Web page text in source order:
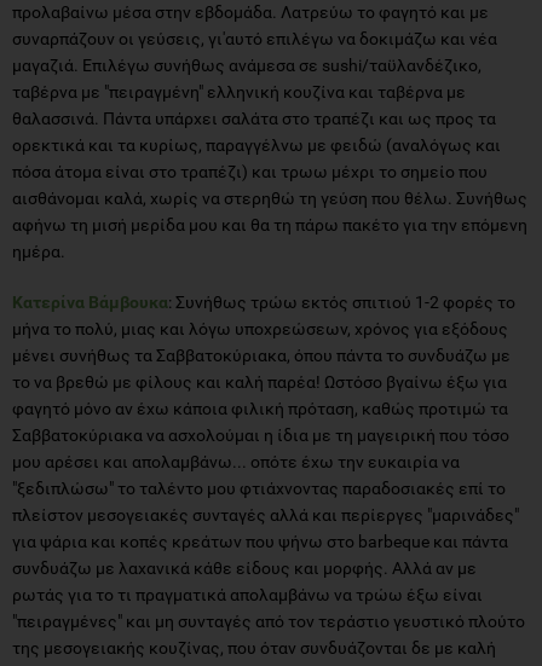
προλαβαίνω μέσα στην εβδομάδα. Λατρεύω το φαγητό και με
συναρπάζουν οι γεύσεις, γι'αυτό επιλέγω να δοκιμάζω και νέα
μαγαζιά. Επιλέγω συνήθως ανάμεσα σε sushi/ταϋλανδέζικο,
ταβέρνα με "πειραγμένη" ελληνική κουζίνα και ταβέρνα με
θαλασσινά. Πάντα υπάρχει σαλάτα στο τραπέζι και ως προς τα
ορεκτικά και τα κυρίως, παραγγέλνω με φειδώ (αναλόγως και
πόσα άτομα είναι στο τραπέζι) και τρωω μέχρι το σημείο που
αισθάνομαι καλά, χωρίς να στερηθώ τη γεύση που θέλω. Συνήθως
αφήνω τη μισή μερίδα μου και θα τη πάρω πακέτο για την επόμενη
ημέρα.
Κατερίνα Βάμβουκα: Συνήθως τρώω εκτός σπιτιού 1-2 φορές το
μήνα το πολύ, μιας και λόγω υποχρεώσεων, χρόνος για εξόδους
μένει συνήθως τα Σαββατοκύριακα, όπου πάντα το συνδυάζω με
το να βρεθώ με φίλους και καλή παρέα! Ωστόσο βγαίνω έξω για
φαγητό μόνο αν έχω κάποια φιλική πρόταση, καθώς προτιμώ τα
Σαββατοκύριακα να ασχολούμαι η ίδια με τη μαγειρική που τόσο
μου αρέσει και απολαμβάνω... οπότε έχω την ευκαιρία να
"ξεδιπλώσω" το ταλέντο μου φτιάχνοντας παραδοσιακές επί το
πλείστον μεσογειακές συνταγές αλλά και περίεργες "μαρινάδες"
για ψάρια και κοπές κρεάτων που ψήνω στο barbeque και πάντα
συνδυάζω με λαχανικά κάθε είδους και μορφής. Αλλά αν με
ρωτάς για το τι πραγματικά απολαμβάνω να τρώω έξω είναι
"πειραγμένες" και μη συνταγές από τον τεράστιο γευστικό πλούτο
της μεσογειακής κουζίνας, που όταν συνδυάζονται δε με καλή